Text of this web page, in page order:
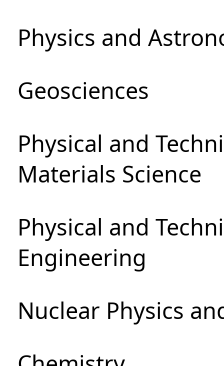
Physics and
Geosciences
Physical and
Materials Science
Physical and
Engineering
Nuclear Physics